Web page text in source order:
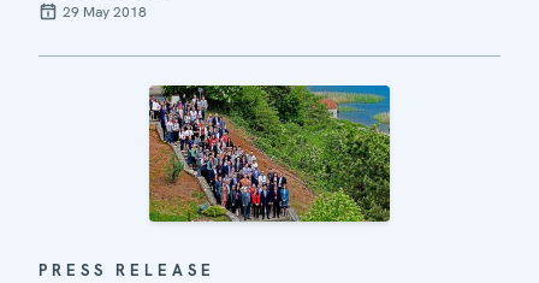
29 May 2018
PRESS RELEASE